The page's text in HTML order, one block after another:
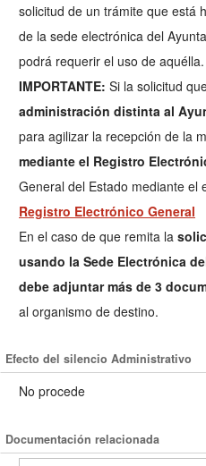
solicitud de un trámite que está
de la sede electrónica del
podrá requerir el uso de aquélla.
IMPORTANTE: Si la solicitud
administración distinta al
para agilizar la recepción de la
mediante el Registro
General del Estado mediante el
Registro Electrónico General
En el caso de que remita la
usando la Sede Electrónica
debe adjuntar más de 3
al organismo de destino.
Efecto del silencio Administrativo
No procede
Documentación relacionada